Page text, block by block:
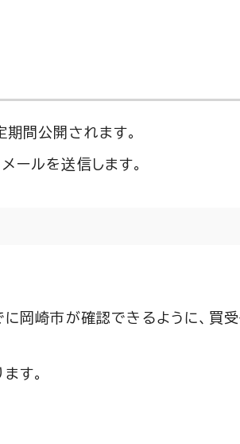
間公開されます。
ールを送信します。
に岡崎市が確認できるように、買
す。